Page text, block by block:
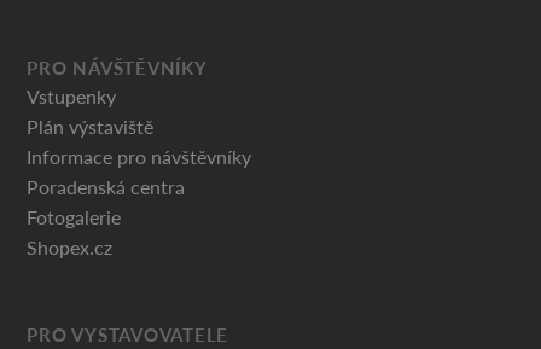
PRO NÁVŠTĚVNÍKY
Vstupenky
Plán výstaviště
Informace pro návštěvníky
Poradenská centra
Fotogalerie
Shopex.cz
PRO VYSTAVOVATELE